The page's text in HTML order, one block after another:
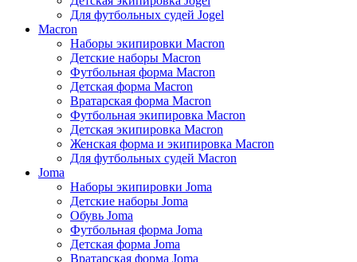
Для футбольных судей Jogel
Macron
Наборы экипировки Macron
Детские наборы Macron
Футбольная форма Macron
Детская форма Macron
Вратарская форма Macron
Футбольная экипировка Macron
Детская экипировка Macron
Женская форма и экипировка Macron
Для футбольных судей Macron
Joma
Наборы экипировки Joma
Детские наборы Joma
Обувь Joma
Футбольная форма Joma
Детская форма Joma
Вратарская форма Joma